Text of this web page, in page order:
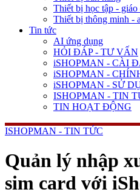
Thiết bị học tập - giáo
Thiết bị thông minh -
Tin tức
AI ứng dụng
HỎI ĐÁP - TƯ VẤN
iSHOPMAN - CÀI
iSHOPMAN -
iSHOPMAN - SỬ
ISHOPMAN - TIN
TIN HOẠT ĐỘNG
ISHOPMAN - TIN TỨC
Quản lý nhập
sim card với